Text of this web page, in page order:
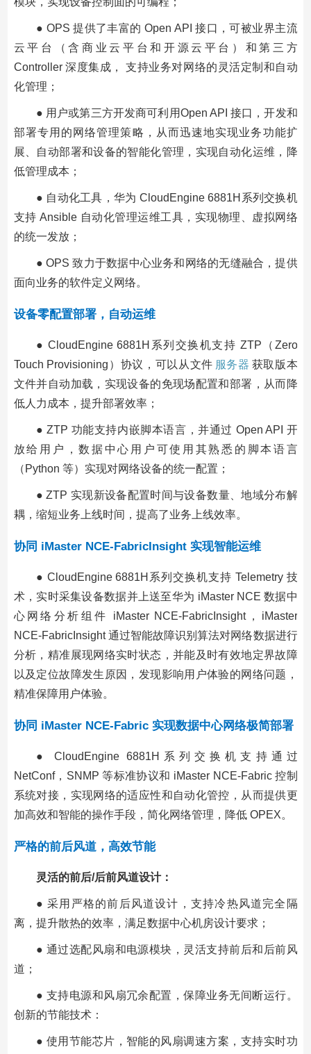
● OPS 提供了丰富的 Open API 接口，可被业界主流
云平台（含商业云平台和开源云平台）和第三方
Controller 深度集成， 支持业务对网络的灵活定制和自动
化管理；
● 用户或第三方开发商可利用Open API 接口，开发和
部署专用的网络管理策略，从而迅速地实现业务功能扩
展、自动部署和设备的智能化管理，实现自动化运维，降
低管理成本；
● 自动化工具，华为 CloudEngine 6881H系列交换机
支持 Ansible 自动化管理运维工具，实现物理、虚拟网络
的统一发放；
● OPS 致力于数据中心业务和网络的无缝融合，提供
面向业务的软件定义网络。
设备零配置部署，自动运维
● CloudEngine 6881H系列交换机支持 ZTP（Zero
Touch Provisioning）协议，可以从文件 服务器 获取版本
文件并自动加载，实现设备的免现场配置和部署，从而降
低人力成本，提升部署效率；
● ZTP 功能支持内嵌脚本语言，并通过 Open API 开
放给用户，数据中心用户可使用其熟悉的脚本语言
（Python 等）实现对网络设备的统一配置；
● ZTP 实现新设备配置时间与设备数量、地域分布解
耦，缩短业务上线时间，提高了业务上线效率。
协同 iMaster NCE-FabricInsight 实现智能运维
● CloudEngine 6881H系列交换机支持 Telemetry 技
术，实时采集设备数据并上送至华为 iMaster NCE 数据中
心网络分析组件 iMaster NCE-FabricInsight，iMaster
NCE-FabricInsight 通过智能故障识别算法对网络数据进行
分析，精准展现网络实时状态，并能及时有效地定界故障
以及定位故障发生原因，发现影响用户体验的网络问题，
精准保障用户体验。
协同 iMaster NCE-Fabric 实现数据中心网络极简部署
● CloudEngine 6881H系列交换机支持通过
NetConf，SNMP 等标准协议和 iMaster NCE-Fabric 控制
系统对接，实现网络的适应性和自动化管控，从而提供更
加高效和智能的操作手段，简化网络管理，降低 OPEX。
严格的前后风道，高效节能
灵活的前后/后前风道设计：
● 采用严格的前后风道设计，支持冷热风道完全隔
离，提升散热的效率，满足数据中心机房设计要求；
● 通过选配风扇和电源模块，灵活支持前后和后前风
道；
● 支持电源和风扇冗余配置，保障业务无间断运行。
创新的节能技术：
● 使用节能芯片，智能的风扇调速方案，支持实时功